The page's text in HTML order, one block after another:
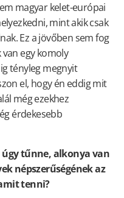
magyar kelet-európai
mint akik csak
Ez a jövőben sem fog
egy komoly
tényleg megnyit
el, hogy én eddig mit
még ezekhez
érdekesebb
tűnne, alkonya van
népszerűségének az
tenni?